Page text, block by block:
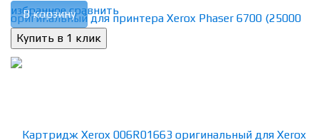
избранное сравнить
В корзину